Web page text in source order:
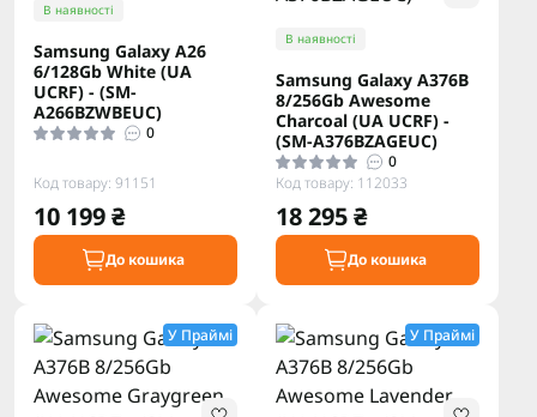
В наявності
Samsung Galaxy A26
6/128Gb White (UA
UCRF) - (SM-
A266BZWBEUC)
0
Код товару: 91151
10 199 ₴
До кошика
В наявності
Samsung Galaxy A376B
8/256Gb Awesome
Charcoal (UA UCRF) -
(SM-A376BZAGEUC)
0
Код товару: 112033
18 295 ₴
До кошика
У Праймі У Праймі